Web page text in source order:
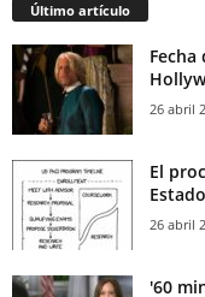
Último artículo
26 abril
El
26 abril
'60